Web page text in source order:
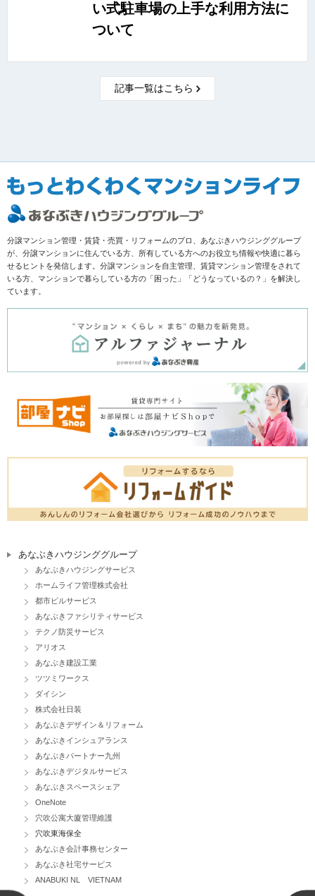
い式駐車場の上手な利用方法に
ついて
記事一覧はこちら
分譲マンション管理・賃貸・売買・リフォームのプロ、あなぶきハウジンググループ
が、分譲マンションに住んでいる方、所有している方へのお役立ち情報や快適に暮ら
せるヒントを発信します。分譲マンションを自主管理、賃貸マンション管理をされて
いる方、マンションで暮らしている方の「困った」「どうなっているの？」を解決し
ています。
あなぶきハウジンググループ
あなぶきハウジングサービス
ホームライフ管理株式会社
都市ビルサービス
あなぶきファシリティサービス
テクノ防災サービス
アリオス
あなぶき建設工業
ツツミワークス
ダイシン
株式会社日装
あなぶきデザイン＆リフォーム
あなぶきインシュアランス
あなぶきパートナー九州
あなぶきデジタルサービス
あなぶきスペースシェア
OneNote
穴吹公寓大廈管理維護
穴吹東海保全
あなぶき会計事務センター
あなぶき社宅サービス
ANABUKI NL VIETNAM